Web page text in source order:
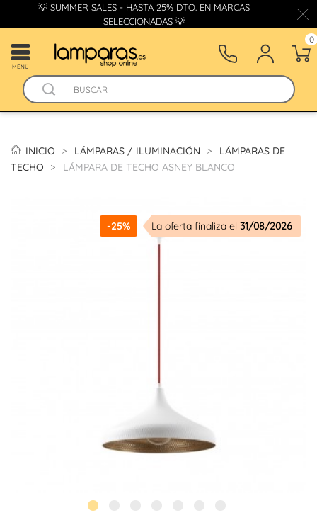
💡 SUMMER SALES - HASTA 25% DTO. EN MARCAS
SELECCIONADAS 💡
MENÚ
0
INICIO LÁMPARAS / ILUMINACIÓN
LÁMPARAS DE
TECHO
LÁMPARA DE TECHO ASNEY BLANCO
-25% La oferta finaliza el 31/08/2026